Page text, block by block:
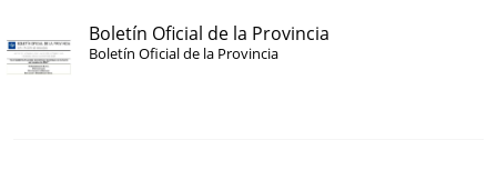
Boletín Oficial de la Provincia
Boletín Oficial de la Provincia